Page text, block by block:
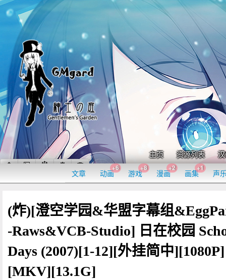
主页 资源列表
文章 动画
+6
游戏
+8
漫画
+2
画集
+1
声
(炸)[澄空学园&华盟字幕组
-Raws&VCB-Studio] 日在校园
Days (2007)[1-12][外挂简中][1080P]
[MKV][13.1G]